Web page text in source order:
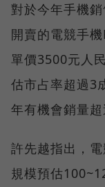
對於今年手機
開賣的電競手
單價3500元人
估市占率超過3
年有機會銷量超
許先越指出，
規模預估